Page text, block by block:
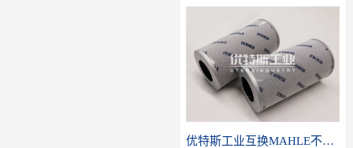
优特斯工业互换MAHLE不锈钢液压油滤芯PI23040RNPS10